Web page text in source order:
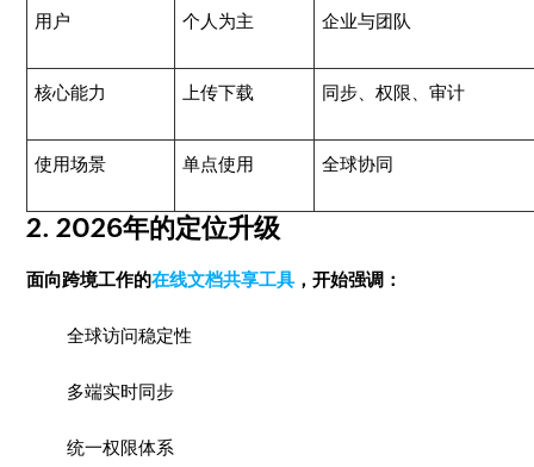
用户 个人为主 企业与团队
核心能力 上传下载 同步、权限、审计
使用场景 单点使用 全球协同
2. 2026年的定位升级
面向跨境工作的在线文档共享工具 ，开始强调：
全球访问稳定性
多端实时同步
统一权限体系